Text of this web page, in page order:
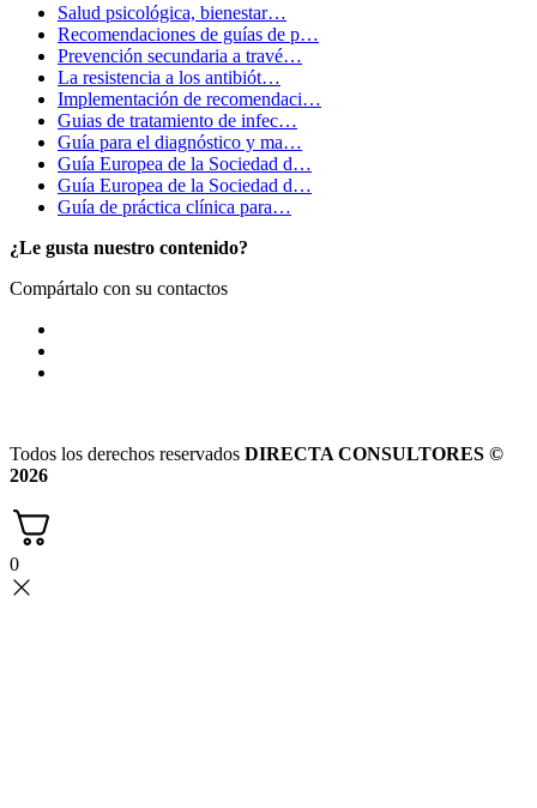
Salud psicológica, bienestar…
Recomendaciones de guías de p…
Prevención secundaria a travé…
La resistencia a los antibiót…
Implementación de recomendaci…
Guias de tratamiento de infec…
Guía para el diagnóstico y ma…
Guía Europea de la Sociedad d…
Guía Europea de la Sociedad d…
Guía de práctica clínica para…
¿Le gusta nuestro contenido?
Compártalo con su contactos
Todos los derechos reservados DIRECTA CONSULTORES ©
2026
0